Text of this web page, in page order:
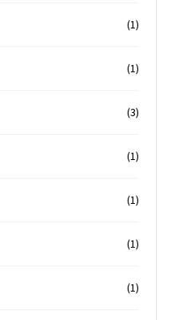
(1)
(1)
(3)
(1)
(1)
(1)
(1)